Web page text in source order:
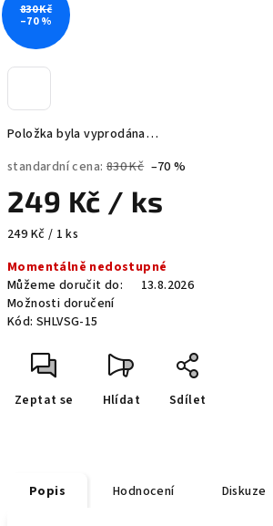
Položka byla vyprodána…
standardní cena: 830 Kč –70 %
249 Kč / ks
Měrná
249 Kč / 1 ks
Momentálně nedostupné
Můžeme doručit do:
13.8.2026
Možnosti doručení
Kód: SHLVSG-15
Zeptat se Hlídat Sdílet
830 Kč
–70 %
Popis Hodnocení Diskuze